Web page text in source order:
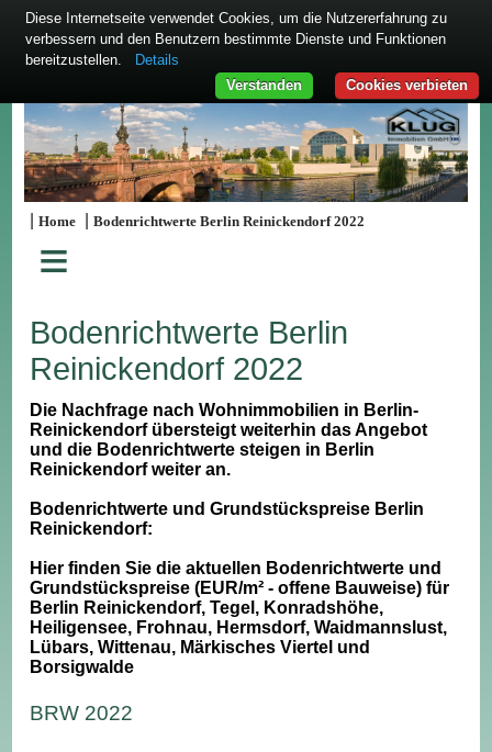
|Home |Bodenrichtwerte Berlin Reinickendorf 2022
≡
Bodenrichtwerte Berlin
Reinickendorf 2022
Die Nachfrage nach Wohnimmobilien in Berlin-
Reinickendorf übersteigt weiterhin das Angebot
und die Bodenrichtwerte steigen in Berlin
Reinickendorf weiter an.
Bodenrichtwerte und Grundstückspreise Berlin
Reinickendorf:
Hier finden Sie die aktuellen Bodenrichtwerte und
Grundstückspreise (EUR/m² - offene Bauweise) für
Berlin Reinickendorf, Tegel, Konradshöhe,
Heiligensee, Frohnau, Hermsdorf, Waidmannslust,
Lübars, Wittenau, Märkisches Viertel und
Borsigwalde
BRW 2022
Diese Internetseite verwendet Cookies, um die Nutzererfahrung zu
verbessern und den Benutzern bestimmte Dienste und Funktionen
bereitzustellen.
Details
Cookies verbieten
Verstanden